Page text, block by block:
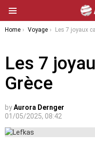
You are here:
Home Voyage Les 7 joyaux cachés de la
Les 7
Grèce
byAurora Dernger
01/05/2025, 08:42